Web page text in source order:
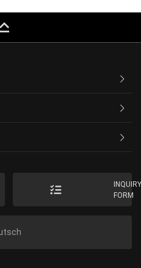
keyboard_capslock
FORM